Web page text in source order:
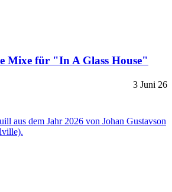
Mixe für "In A Glass House"
3 Juni 26